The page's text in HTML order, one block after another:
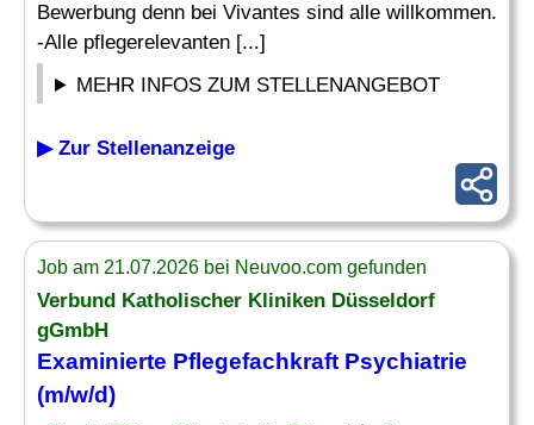
Bewerbung denn bei Vivantes sind alle willkommen.
-Alle pflegerelevanten [...]
MEHR INFOS ZUM STELLENANGEBOT
▶ Zur Stellenanzeige
Job am 21.07.2026 bei Neuvoo.com gefunden
Verbund Katholischer Kliniken Düsseldorf
gGmbH
Examinierte Pflegefachkraft Psychiatrie
(m/w/d)